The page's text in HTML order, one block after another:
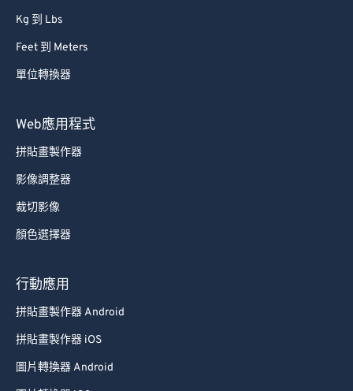
Kg 到 Lbs
Feet 到 Meters
單位轉換器
Web應用程式
拼貼畫製作器
影像調整器
裁切影像
顏色選擇器
行動應用
拼貼畫製作器 Android
拼貼畫製作器 iOS
圖片轉換器 Android